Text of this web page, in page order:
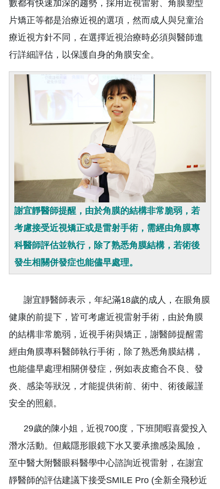
數都有快速加深的趨勢，採用近視雷射、角膜塑型
片矯正等都是治療近視的選項，然而成人與兒童治
療近視方針不同，在選擇近視治療時必須與醫師進
行詳細評估，以保護自身的角膜安全。
謝宜靜醫師提醒，由於角膜的結構非常脆弱，若
考慮接受近視矯正或是雷射手術，需經由角膜專
科醫師評估並執行，除了熟悉角膜結構，若術後
發生相關併發症也能儘早處理。
謝宜靜醫師表示，年紀滿18歲的成人，在眼角膜
健康的前提下，皆可考慮近視雷射手術，由於角膜
的結構非常脆弱，近視手術與矯正，謝醫師提醒需
經由角膜專科醫師執行手術，除了熟悉角膜結構，
也能儘早處理相關併發症，例如表皮癒合不良、發
炎、感染等狀況，才能提供術前、術中、術後嚴謹
安全的照顧。
29歲的陳小姐，近視700度，下班閒暇喜愛投入
潛水活動。但戴隱形眼鏡下水又要承擔感染風險，
至中醫大附醫眼科醫學中心諮詢近視雷射，在謝宜
靜醫師的評估建議下接受SMILE Pro (全新全飛秒近